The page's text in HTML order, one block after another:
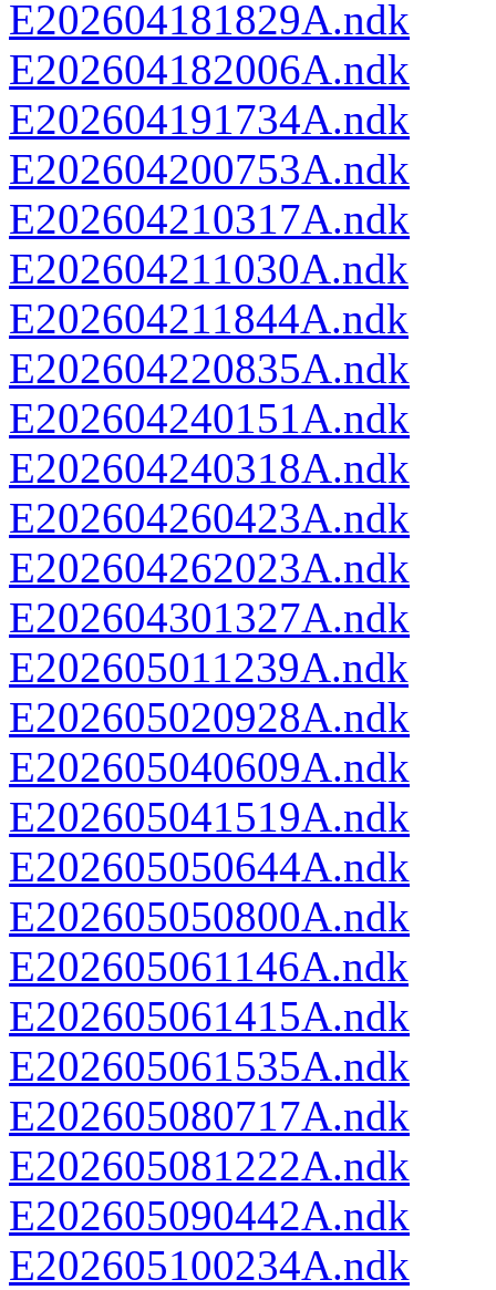
E202604181829A.ndk
E202604182006A.ndk
E202604191734A.ndk
E202604200753A.ndk
E202604210317A.ndk
E202604211030A.ndk
E202604211844A.ndk
E202604220835A.ndk
E202604240151A.ndk
E202604240318A.ndk
E202604260423A.ndk
E202604262023A.ndk
E202604301327A.ndk
E202605011239A.ndk
E202605020928A.ndk
E202605040609A.ndk
E202605041519A.ndk
E202605050644A.ndk
E202605050800A.ndk
E202605061146A.ndk
E202605061415A.ndk
E202605061535A.ndk
E202605080717A.ndk
E202605081222A.ndk
E202605090442A.ndk
E202605100234A.ndk